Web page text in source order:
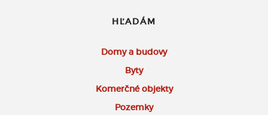
HĽADÁM
Domy a budovy
Byty
Komerčné objekty
Pozemky